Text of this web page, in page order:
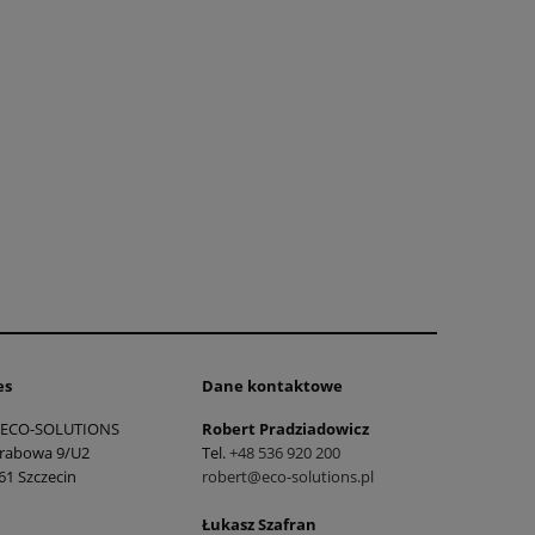
SOLUTIONS
9/U2
Szczecin
Dane kontaktowe
Robert Pradziadowicz
Tel.+48 536 920 200
robert@eco-solutions.pl
Łukasz Szafran